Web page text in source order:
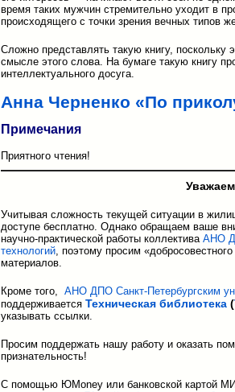
время таких мужчин стремительно уходит в
происходящего с точки зрения вечных типов
Сложно представлять такую книгу,
смысле этого слова. На бумаге такую книгу
интеллектуального досуга.
Анна Черненко «По
Примечания
Приятного чтения!
Учитывая сложность текущей ситуации в
доступе бесплатно. Однако обращаем ваше
научно-практической работы коллектива АНО
технологий, поэтому просим
материалов.
Кроме того, АНО ДПО Санкт-Петербургским
поддерживается Техническая библиотека (
указывать ссылки.
Просим поддержать нашу работу и оказать
признательность!
С помощью ЮMoney или банковской картой